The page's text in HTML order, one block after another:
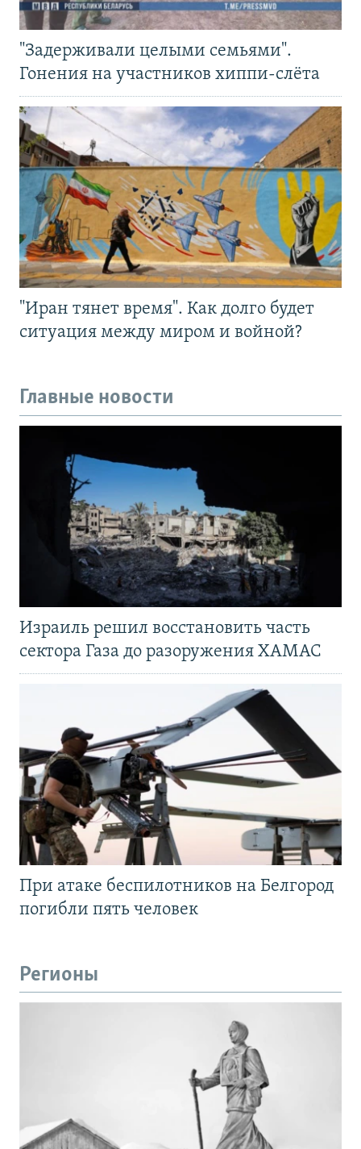
"Задерживали целыми семьями".
Гонения на участников хиппи-слёта
"Иран тянет время". Как долго будет
ситуация между миром и войной?
Главные новости
Израиль решил восстановить часть
сектора Газа до разоружения ХАМАС
При атаке беспилотников на Белгород
погибли пять человек
Регионы